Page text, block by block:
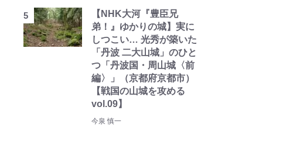
【NHK大河『豊臣兄
弟！』ゆかりの城】実に
しつこい… 光秀が築いた
「丹波 二大山城」のひと
つ「丹波国・周山城〈前
編〉」（京都府京都市）
【戦国の山城を攻める
vol.09】
今泉 慎一